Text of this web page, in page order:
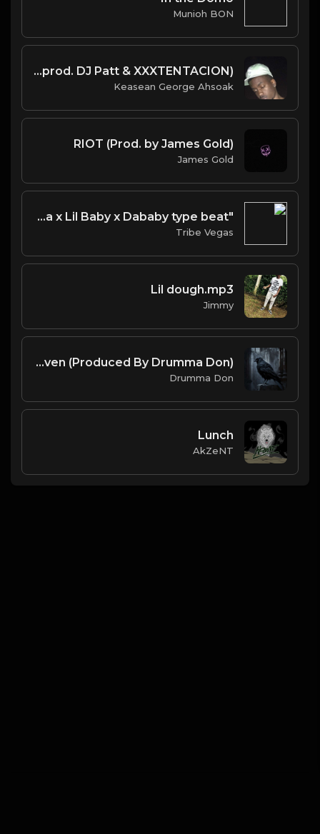
Munioh BON
XXXTENTACION - I AM! (Instrumental) (prod. DJ Patt & XXXTENTACION)
Keasean George Ahsoak
RIOT (Prod. by James Gold)
James Gold
"My Way" Gunna x Lil Baby x Dababy type beat
Tribe Vegas
Lil dough.mp3
Jimmy
Raven (Produced By Drumma Don)
Drumma Don
Lunch
AkZeNT